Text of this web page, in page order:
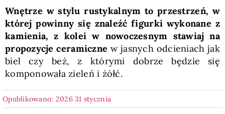
Wnętrze w stylu rustykalnym to przestrzeń, w
której powinny się znaleźć figurki wykonane z
kamienia, z kolei w nowoczesnym stawiaj na
propozycje ceramiczne w jasnych odcieniach jak
biel czy beż, z którymi dobrze będzie się
komponowała zieleń i żółć.
Opublikowano: 2026 31 stycznia